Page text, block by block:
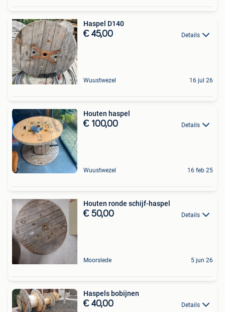
Haspel D140
€ 45,00 Details
Wuustwezel 16 jul 26
Houten haspel
€ 100,00 Details
Wuustwezel 16 feb 25
Houten ronde schijf-haspel
€ 50,00 Details
Moorslede 5 jun 26
Haspels bobijnen
€ 40,00 Details